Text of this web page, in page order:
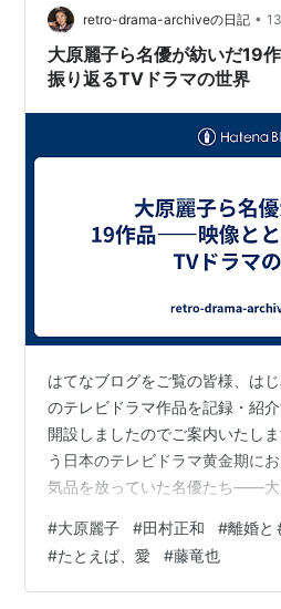
花の図鑑（1988年、テレビ朝
パパは年中苦労する（1988年、
ニューヨーク恋物語（1988年、
眠狂四郎・田村正和時代劇スペ
年/1996年/1998年 単発、テレビ
ニューヨーク恋物語II 男と女（
勝海舟・時代劇スペシャル（
パパとなっちゃん（1991年、
古畑任三郎（1994年版は『警
（1994年、1995年特番、1996
番、2006年特番、フジテレビ）
カミさんの悪口2（1995年、
総理と呼ばないで（1997年、フ
カミさんなんかこわくない（
retro-drama-archiveの日記 •
大原麗子ら名優が紡いだ19
振り返るTVドラマの世界
はてなブログをご覧の皆様、は
のテレビドラマ作品を記録・紹
開設しましたのでご案内いたし
う日本のテレビドラマ黄金期に
気品を放っていた名優たち——大
力あふれる出演者たち。 彼らが
の存在感と迫真の演技は、今な
やかに焼き付いています。 この
#大原麗子 #田村正和 #離婚と
#たとえば、愛 #藤竜也